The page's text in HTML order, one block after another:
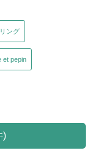
リング
et pepin
)